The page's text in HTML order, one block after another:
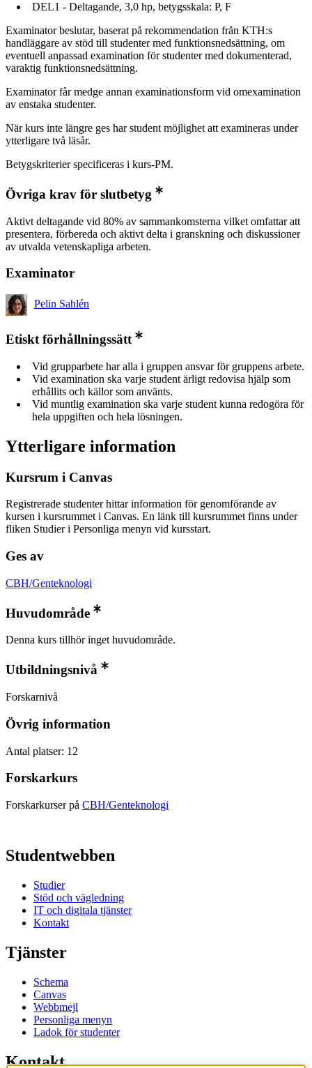
DEL1 - Deltagande, 3,0 hp, betygsskala: P, F
Examinator beslutar, baserat på rekommendation från KTH:s
handläggare av stöd till studenter med funktionsnedsättning, om
eventuell anpassad examination för studenter med dokumenterad,
varaktig funktionsnedsättning.
Examinator får medge annan examinationsform vid omexamination
av enstaka studenter.
När kurs inte längre ges har student möjlighet att examineras under
ytterligare två läsår.
Betygskriterier specificeras i kurs-PM.
Övriga krav för slutbetyg
Aktivt deltagande vid 80% av sammankomsterna vilket omfattar att
presentera, förbereda och aktivt delta i granskning och diskussioner
av utvalda vetenskapliga arbeten.
Examinator
Pelin Sahlén
Etiskt förhållningssätt
Vid grupparbete har alla i gruppen ansvar för gruppens arbete.
Vid examination ska varje student ärligt redovisa hjälp som
erhållits och källor som använts.
Vid muntlig examination ska varje student kunna redogöra för
hela uppgiften och hela lösningen.
Ytterligare information
Kursrum i Canvas
Registrerade studenter hittar information för genomförande av
kursen i kursrummet i Canvas. En länk till kursrummet finns under
fliken Studier i Personliga menyn vid kursstart.
Ges av
CBH/Genteknologi
Huvudområde
Denna kurs tillhör inget huvudområde.
Utbildningsnivå
Forskarnivå
Övrig information
Antal platser: 12
Forskarkurs
Forskarkurser på CBH/Genteknologi
Studentwebben
Studier
Stöd och vägledning
IT och digitala tjänster
Kontakt
Tjänster
Schema
Canvas
Webbmejl
Personliga menyn
Ladok för studenter
Kontakt